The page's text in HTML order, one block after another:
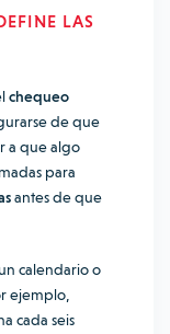
LAS
chequeo
de que
a que algo
para
antes de que
calendario o
ejemplo,
cada seis